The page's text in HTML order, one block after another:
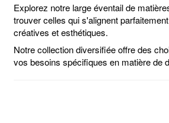
Explorez notre large éventail de
trouver celles qui s'alignent
créatives et esthétiques.
Notre collection diversifiée offre des
vos besoins spécifiques en matière de